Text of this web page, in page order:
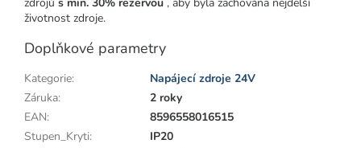
životnost zdroje.
Doplňkové parametry
Kategorie:
Napájecí zdroje 24V
Záruka:
2 roky
EAN:
8596558016515
Stupen_Kryti:
IP20